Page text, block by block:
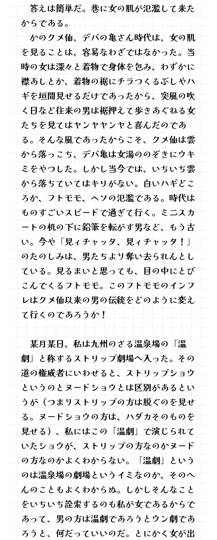
答えは簡単だ。巷に女の肌が氾濫して来た
からである。
かのクメ仙、デバの亀さん時代は、女の肌
を見ることは、容易なわざではなかった。当
時の女は深々と着物で身体を包み、わずかに
襟あしとか、着物の裾にチラつくるぶしやハ
ギを垣間見せるだけであったから、突風の吹
く日など往来の男は裾押えて歩きあぐねる女
たちを見てはヤンヤヤンヤと喜んだのであ
る。そんな風であったからこそ、クメ仙は雲
から落っこち、デバ亀は女湯ののぞきにウキ
ミをやつした。しかし当今では、いちいち雲
から落ちていてはキリがない。白いハギどこ
ろか、フトモモ、ヘソの氾濫である。時代は
ものすごいスピードで過ぎて行く。ミニスカ
ートの机の下に鉛筆を転がす男など、もう古
い。今や「見ィチャッタ、見ィチャッタ！」
のたのしみは、男たちより奪い去られんとし
ている。見るまいと思っても、目の中にとび
こんでくるフトモモ。このフトモモのインフ
レはクメ仙以来の男の伝統をどのように変え
て行くのであろうか！
某月某日、私は九州のさる温泉場の「温
劇」と称するストリップ劇場へ入った。その
道の権威者にいわせると、ストリップショウ
というのとヌードショウとは区別があるとい
うが（つまりストリップの方は脱ぐのを見せ
る。ヌードショウの方は、ハダカそのものを
見せる）、私にはこの「温劇」で演じられて
いたショウが、ストリップの方なのかヌード
の方なのかよくわからない。「温劇」という
のは温泉場の劇場というイミなのか、そのへ
んのこともよくわからぬ。しかしそんなこと
をいちいち詮索するのも私が女であるからで
あって、男の方は温劇であろうとウン劇であ
ろうと、何だっていいのだ。とにかく女が出